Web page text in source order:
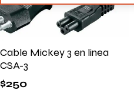
Cable Mickey 3 en linea
CSA-3
$250